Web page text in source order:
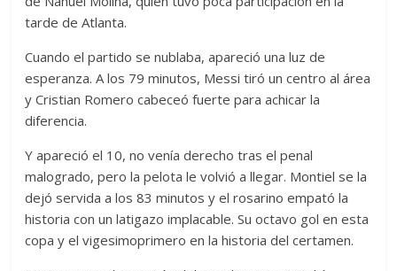
tarde de Atlanta.
Cuando el partido se nublaba, apareció una luz de
esperanza. A los 79 minutos, Messi tiró un centro al área
y Cristian Romero cabeceó fuerte para achicar la
diferencia.
Y apareció el 10, no venía derecho tras el penal
malogrado, pero la pelota le volvió a llegar. Montiel se la
dejó servida a los 83 minutos y el rosarino empató la
historia con un latigazo implacable. Su octavo gol en esta
copa y el vigesimoprimero en la historia del certamen.